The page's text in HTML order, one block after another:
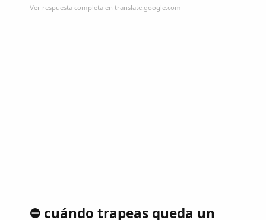
Ver respuesta completa en translate.google.com
⛔ cuándo trapeas queda un